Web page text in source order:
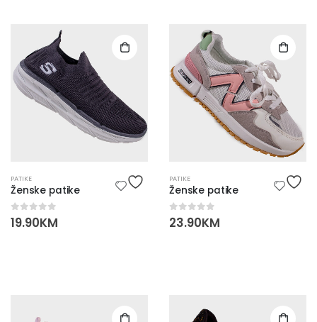
PATIKE
Ženske patike
0out of 5
19.90KM
PATIKE
Ženske patike
0out of 5
23.90KM